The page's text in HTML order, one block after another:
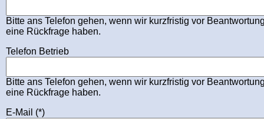
Bitte ans Telefon gehen, wenn wir kurzfristig vor
eine Rückfrage haben.
Telefon Betrieb
Bitte ans Telefon gehen, wenn wir kurzfristig vor
eine Rückfrage haben.
E-Mail (*)